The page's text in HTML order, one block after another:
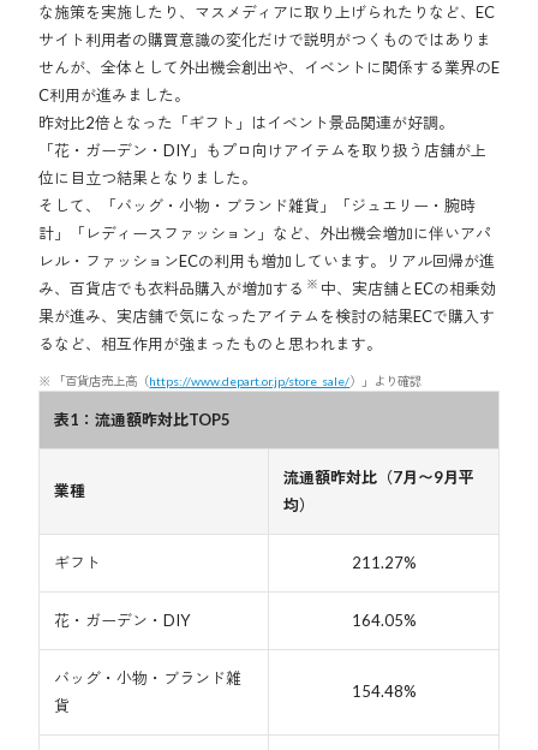
な施策を実施したり、マスメディアに取り上げられたりなど、EC
サイト利用者の購買意識の変化だけで説明がつくものではありま
せんが、全体として外出機会創出や、イベントに関係する業界のE
C利用が進みました。
昨対比2倍となった「ギフト」はイベント景品関連が好調。
「花・ガーデン・DIY」もプロ向けアイテムを取り扱う店舗が上
位に目立つ結果となりました。
そして、「バッグ・小物・ブランド雑貨」「ジュエリー・腕時
計」「レディースファッション」など、外出機会増加に伴いアパ
レル・ファッションECの利用も増加しています。リアル回帰が進
み、百貨店でも衣料品購入が増加する ※ 中、実店舗とECの相乗効
果が進み、実店舗で気になったアイテムを検討の結果ECで購入す
るなど、相互作用が強まったものと思われます。
「百貨店売上高（https://www.depart.or.jp/store_sale/）」より確認
表1：流通額昨対比TOP5
業種
流通額昨対比（7月〜9月平
均）
ギフト 211.27%
花・ガーデン・DIY 164.05%
バッグ・小物・ブランド雑
貨
154.48%